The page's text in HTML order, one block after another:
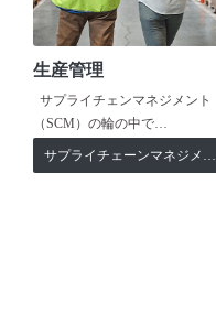
生産管理
サプライチェンマネジメント
（SCM）の輪の中で…
サプライチェーンマネジメント